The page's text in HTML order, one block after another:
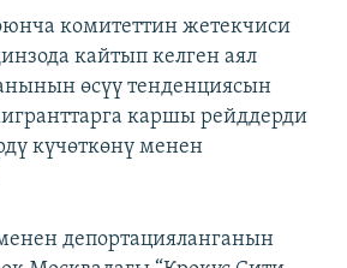
комитеттин жетекчиси
кайтып келген аял
өсүү тенденциясын
каршы рейддерди
күчөткөнү менен
депортацияланганын